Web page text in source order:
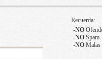
Recuerda:
-NO
-NOSpam.
-NOMalas